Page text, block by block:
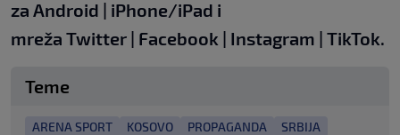
za Android | iPhone/iPad i
mreža Twitter | Facebook | Instagram | TikTok.
Teme
ARENA SPORT KOSOVO PROPAGANDA SRBIJA